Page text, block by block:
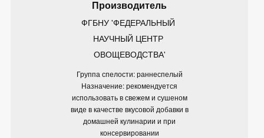
ФГБНУ 'ФЕДЕРАЛЬНЫЙ
НАУЧНЫЙ ЦЕНТР
ОВОЩЕВОДСТВА'
Группа спелости: раннеспелый
Назначение: рекомендуется
использовать в свежем и сушеном
виде в качестве вкусовой добавки в
домашней кулинарии и при
консервировании